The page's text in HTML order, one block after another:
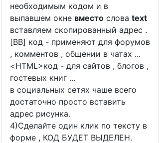
материал: красивые картинки на 15 лет
необходимым кодом и в
выпавшем окне вместо слова text
вставляем скопированный адрес .
[BB] код - применяют для форумов
, комментов , общении в чатах ...
<HTML>код - для сайтов , блогов ,
гостевых книг ...
в социальных сетях чаше всего
достаточно просто вставить
адрес рисунка.
4)Сделайте один клик по тексту в
форме , КОД БУДЕТ ВЫДЕЛЕН.